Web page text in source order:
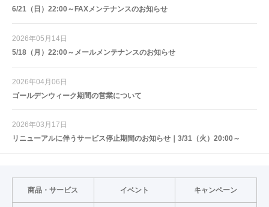
6/21（日）22:00～FAXメンテナンスのお知らせ
2026年05月14日
5/18（月）22:00～メールメンテナンスのお知らせ
2026年04月06日
ゴールデンウィーク期間の営業について
2026年03月17日
リニューアルに伴うサービス停止期間のお知らせ｜3/31（火）20:00～
商品・サービス イベント キャンペーン